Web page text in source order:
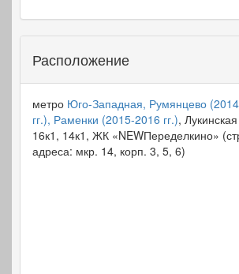
Расположение
метро Юго-Западная, Румянцево
гг.), Раменки (2015-2016 гг.),
16к1, 14к1, ЖК «NEWПеределкино»
адреса: мкр. 14, корп. 3, 5, 6)